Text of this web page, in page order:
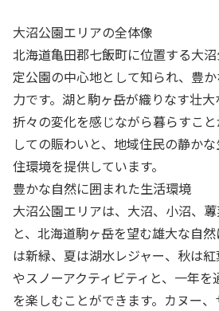
大沼公園エリアの全体像
北海道亀田郡七飯町に位置する大
定公園の中心地として知られ、豊
力です。湖と駒ヶ岳が織りなす壮
折々の変化を感じながら暮らすこ
しての賑わいと、地域住民の静か
住環境を提供しています。
豊かな自然に囲まれた生活環境
大沼公園エリアは、大沼、小沼、
と、北海道駒ヶ岳を望む雄大な自
は新緑、夏は湖水レジャー、秋は
やスノーアクティビティと、一年
を楽しむことができます。カヌー